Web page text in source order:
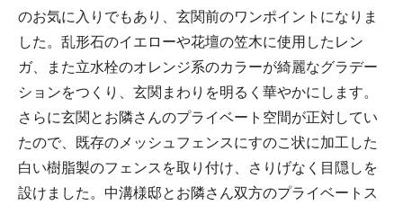
のお気に入りでもあり、玄関前のワンポイントになりま
した。乱形石のイエローや花壇の笠木に使用したレン
ガ、また立水栓のオレンジ系のカラーが綺麗なグラデー
ションをつくり、玄関まわりを明るく華やかにします。
さらに玄関とお隣さんのプライベート空間が正対してい
たので、既存のメッシュフェンスにすのこ状に加工した
白い樹脂製のフェンスを取り付け、さりげなく目隠しを
設けました。中溝様邸とお隣さん双方のプライベートス